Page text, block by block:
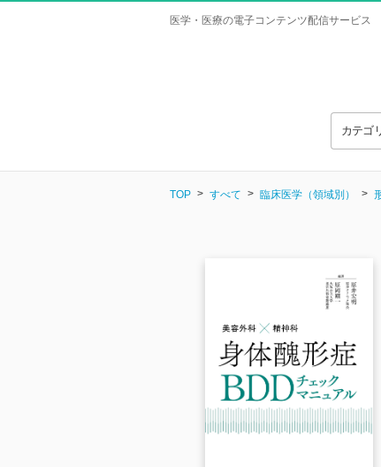
医学・医療の電子コンテンツ配信サービス
カテゴ
TOP すべて 臨床医学（領域別）